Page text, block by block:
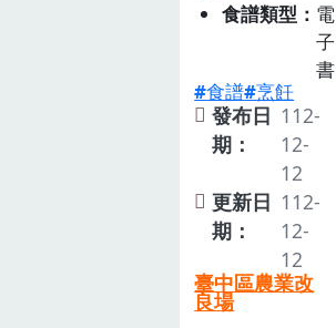
食譜類型
電
子
書
食譜 烹飪
發布日
期：
112-
12-
12
更新日
期：
112-
12-
12
臺中區農業改
良場